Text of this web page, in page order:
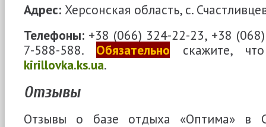
Адрес: Херсонская область, с.
Телефоны: +38 (066) 324-22-23, +38
7-588-588. Обязательно скажите,
kirillovka.ks.ua.
Отзывы
Отзывы о базе отдыха «Оптима» в